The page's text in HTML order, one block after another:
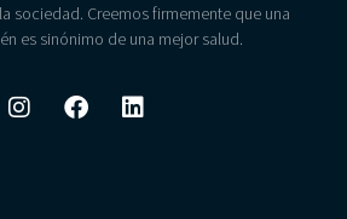
sociedad. Creemos firmemente que una
es sinónimo de una mejor salud.